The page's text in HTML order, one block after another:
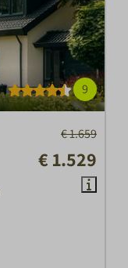
9
€ 1.659
€ 1.529